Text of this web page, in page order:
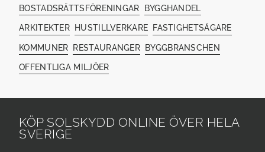
BOSTADSRÄTTSFÖRENINGAR BYGGHANDEL
ARKITEKTER HUSTILLVERKARE FASTIGHETSÄGARE
KOMMUNER RESTAURANGER BYGGBRANSCHEN
OFFENTLIGA MILJÖER
KÖP SOLSKYDD ONLINE ÖVER HELA
SVERIGE